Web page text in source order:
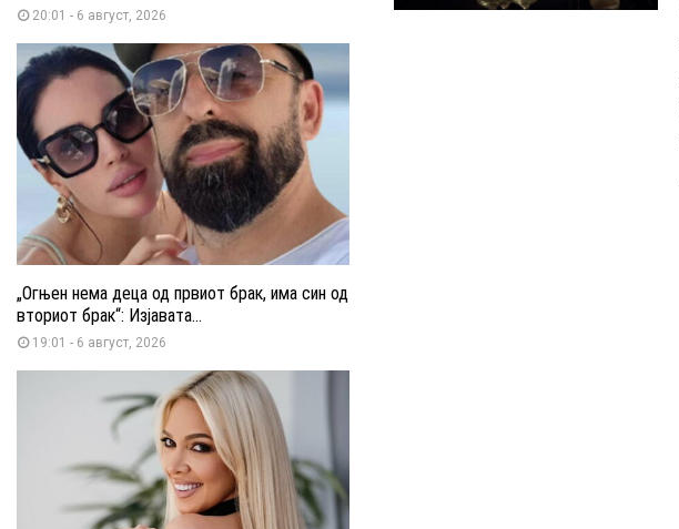
20:01 - 6 август, 2026
„Огњен нема деца од првиот брак, има син од
вториот брак“: Изјавата...
19:01 - 6 август, 2026